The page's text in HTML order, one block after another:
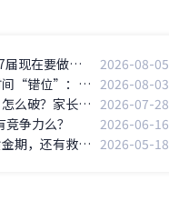
留学生回国求职时间线：2027届现在要做什么？一篇文章讲清楚
2026-08-05
留学生毕业时间和国内校招时间“错位”：怎么办？ 2026-08-03
留学生回国求职的“信息差”怎么破？家长如何辅助？ 2026-07-28
争力么？
2026-06-16
留学生回国求职：错过校招黄金期，还有救吗？ 2026-05-18